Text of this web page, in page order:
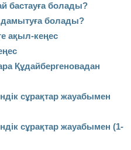
бастауға болады?
дамытуға болады?
ақыл-кеңес
Құдайбергеновадан
сұрақтар жауабымен
сұрақтар жауабымен (1-